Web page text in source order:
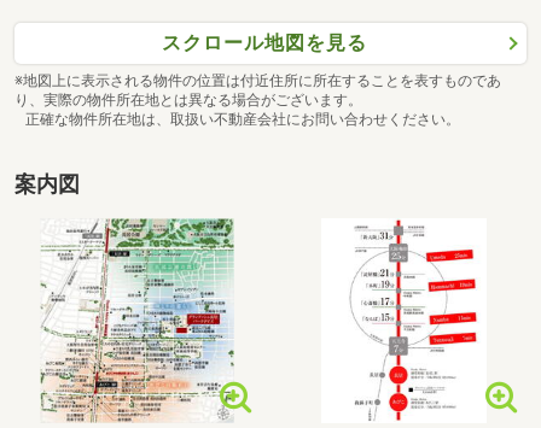
スクロール地図を見る
※地図上に表示される物件の位置は付近住所に所在することを表すものであ
り、実際の物件所在地とは異なる場合がございます。
正確な物件所在地は、取扱い不動産会社にお問い合わせください。
案内図